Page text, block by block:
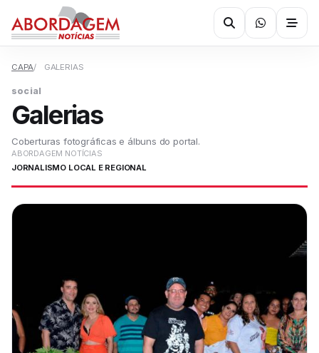
CAPA GALERIAS
social
Galerias
Coberturas fotográficas e álbuns do portal.
ABORDAGEM NOTÍCIAS
JORNALISMO LOCAL E REGIONAL